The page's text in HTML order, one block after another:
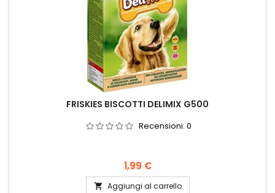
FRISKIES BISCOTTI DELIMIX G500
Recensioni: 0
Prezzo
1,99 €
 Aggiungi al carrello